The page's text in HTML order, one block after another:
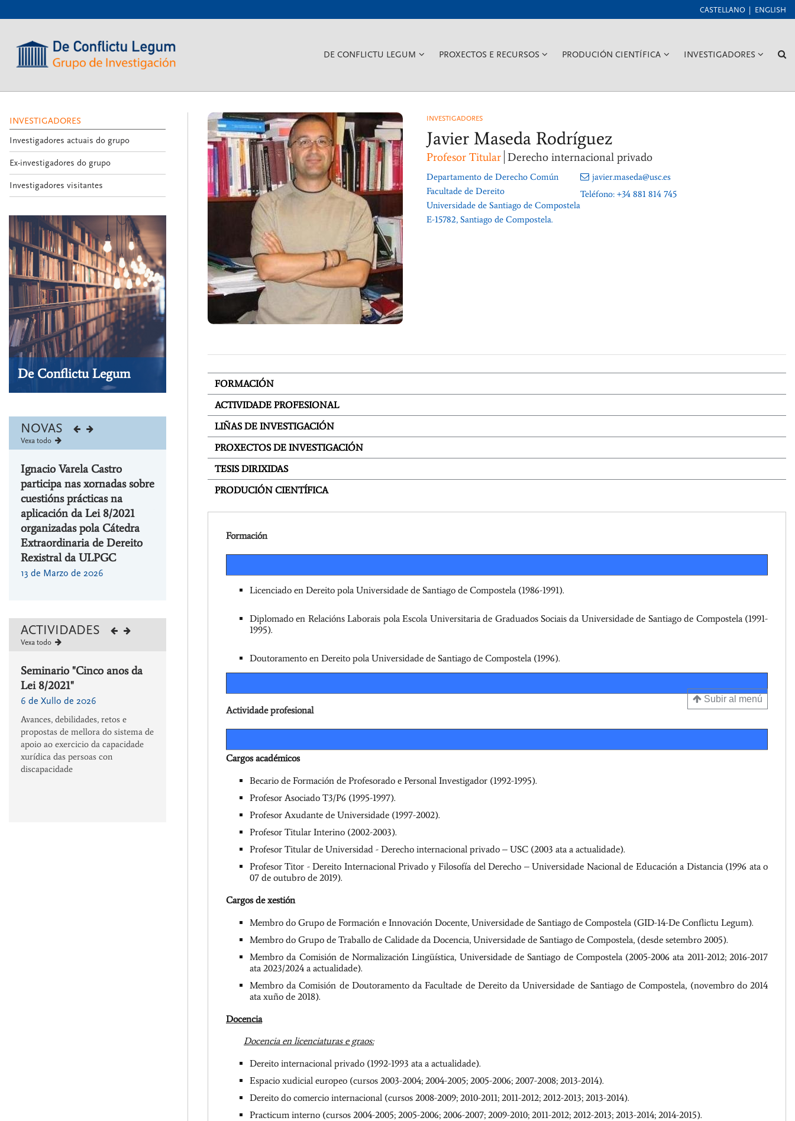
label.access.jump.menu???
CASTELLANO ENGLISH
DE CONFLICTU LEGUM ???
PROXECTOS E RECURSOS???
PRODUCIÓN CIENTÍFICA???
INVESTIGADORES???
INVESTIGADORES
Investigadores actuais do grupo
Ex-investigadores do grupo
Investigadores visitantes
De
Conflictu
Legum
-
Tenda
De Conflictu Legum
NOVAS
Vexa todo
Ignacio Varela Castro
participa nas xornadas sobre
cuestións prácticas na
aplicación da Lei 8/2021
organizadas pola Cátedra
Extraordinaria de Dereito
Rexistral da ULPGC
13 de Marzo de 2026
Ignacio Varela Castro recibe
o IX Premio de
Investigación Rosario
Valpuesta polo ensaio
Derecho cotidiano”
29 de Decembro de 2025
Ignacio Varela Castro
participa nas xornadas sobre
cuestións prácticas na
aplicación da Lei 8/2021
Rexistral da ULPGC
13 de Marzo de 2026
ACTIVIDADES
Vexa todo
Seminario "Cinco anos da
Lei 8/2021"
6 de Xullo de 2026
Avances, debilidades, retos e
propostas de mellora do sistema de
apoio ao exercicio da capacidade
xurídica das persoas con
discapacidade
II CONGRESO
CIVIL. EXPERIENCIAS
COMPARADAS
Grupo de investigación De
Conflictu Legum & Comissão
– OAB Nacional, Brasil
Seminario "Cinco anos da
propostas de mellora do sistema de
xurídica das persoas con
INVESTIGADORES
Javier Maseda Rodríguez
Profesor Titular Derecho internacional privado
Departamento de Derecho Común
Facultade de Dereito
Universidade de Santiago de Compostela
E-15782, Santiago de Compostela.
javier.maseda@usc.es
Teléfono: +34 881 814 745
FORMACIÓN
ACTIVIDADE PROFESIONAL
LIÑAS DE INVESTIGACIÓN
PROXECTOS DE INVESTIGACIÓN
TESIS DIRIXIDAS
PRODUCIÓN CIENTÍFICA
Formación
Licenciado en Dereito pola Universidade de Santiago de Compostela (1986-1991).
Diplomado en Relacións Laborais pola Escola Universitaria de Graduados Sociais da Universidade de Santiago de Compostela (1991-
1995).
Doutoramento en Dereito pola Universidade de Santiago de Compostela (1996).
Subir al menú
Actividade profesional
Cargos académicos
Becario de Formación de Profesorado e Personal Investigador (1992-1995).
Profesor Asociado T3/P6 (1995-1997).
Profesor Axudante de Universidade (1997-2002).
Profesor Titular Interino (2002-2003).
Profesor Titular de Universidad - Derecho internacional privado – USC (2003 ata a actualidade).
Profesor Titor - Dereito Internacional Privado y Filosofía del Derecho – Universidade Nacional de Educación a Distancia (1996 ata o
07 de outubro de 2019).
Cargos de xestión
Membro do Grupo de Formación e Innovación Docente, Universidade de Santiago de Compostela (GID-14-De Conflictu Legum).
Membro do Grupo de Traballo de Calidade da Docencia, Universidade de Santiago de Compostela, (desde setembro 2005).
Membro da Comisión de Normalización Lingüística, Universidade de Santiago de Compostela (2005-2006 ata 2011-2012; 2016-2017
ata 2023/2024 a actualidade).
Membro da Comisión de Doutoramento da Facultade de Dereito da Universidade de Santiago de Compostela, (novembro do 2014
ata xuño de 2018).
Docencia
Docencia en licenciaturas e graos:
Dereito internacional privado (1992-1993 ata a actualidade).
Espacio xudicial europeo (cursos 2003-2004; 2004-2005; 2005-2006; 2007-2008; 2013-2014).
Dereito do comercio internacional (cursos 2008-2009; 2010-2011; 2011-2012; 2012-2013; 2013-2014).
Practicum interno (cursos 2004-2005; 2005-2006; 2006-2007; 2009-2010; 2011-2012; 2012-2013; 2013-2014; 2014-2015).